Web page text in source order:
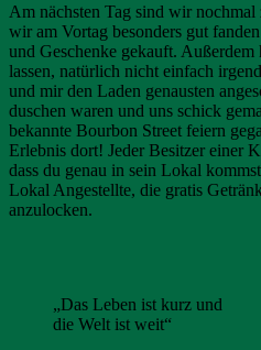
Am nächsten Tag sind wir
wir am Vortag besonders gut
und Geschenke gekauft. Außerdem
lassen, natürlich nicht einfach
und mir den Laden genausten
duschen waren und uns schick
bekannte Bourbon Street feiern
Erlebnis dort! Jeder Besitzer einer
dass du genau in sein Lokal
Lokal Angestellte, die gratis
anzulocken.
„Das Leben ist kurz und
die Welt ist weit“